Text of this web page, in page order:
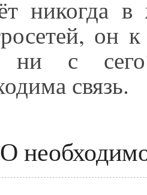
никогда
он
ни с
связь.
О